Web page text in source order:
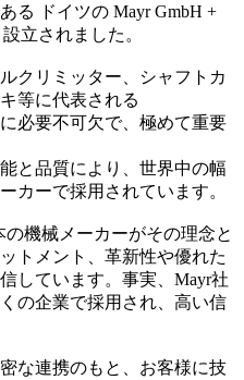
る ドイツの Mayr GmbH +
立されました。
クリミッター、シャフトカ
等に代表される
必要不可欠で、極めて重要
と品質により、世界中の幅
カーで採用されています。
機械メーカーがその理念と
トメント、革新性や優れた
しています。事実、Mayr社
の企業で採用され、高い信
な連携のもと、お客様に技